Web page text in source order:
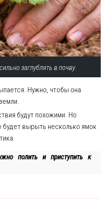
заглублять в почву.
Нужно, чтобы она
будут похожими. Но
будет вырыть несколько ямок
полить и приступить к